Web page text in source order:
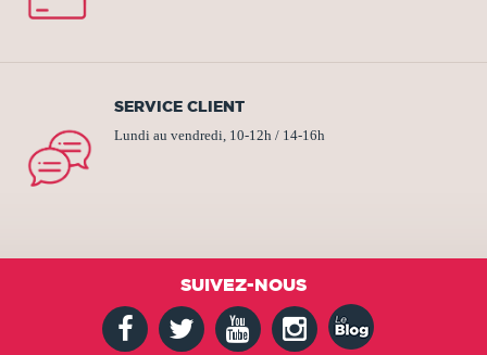
SERVICE CLIENT
Lundi au vendredi, 10-12h / 14-16h
SUIVEZ-NOUS